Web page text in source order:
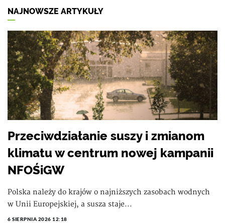
NAJNOWSZE ARTYKUŁY
Przeciwdziałanie suszy i zmianom
klimatu w centrum nowej kampanii
NFOŚiGW
Polska należy do krajów o najniższych zasobach wodnych
w Unii Europejskiej, a susza staje...
6 SIERPNIA 2026 12:18